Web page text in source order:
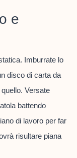
e
Imburrate lo
disco di carta da
Versate
battendo
di lavoro per far
risultare piana